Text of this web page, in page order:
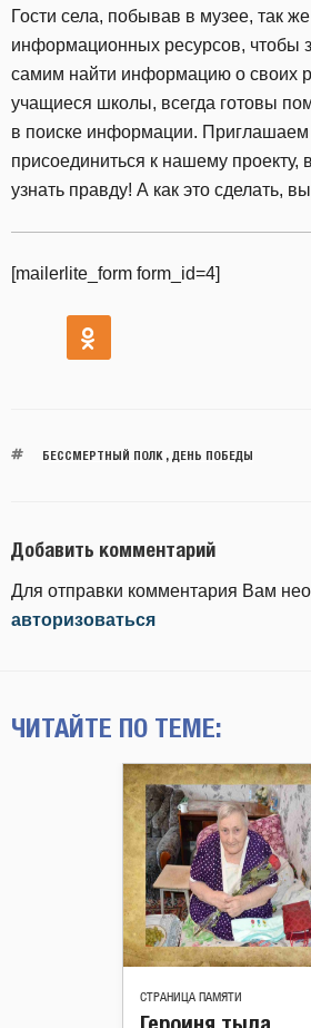
Гости села, побывав в музее, так
информационных ресурсов, чтобы
самим найти информацию о своих
учащиеся школы, всегда готовы
в поиске информации. Приглашаем
присоединиться к нашему
узнать правду! А как это сделать,
[mailerlite_form form_id=4]
БЕССМЕРТНЫЙ ПОЛК, ДЕНЬ ПОБЕДЫ
Добавить комментарий
Для отправки комментария Вам
авторизоваться
ЧИТАЙТЕ ПО ТЕМЕ:
СТРАНИЦА ПАМЯТИ
Героиня тыла